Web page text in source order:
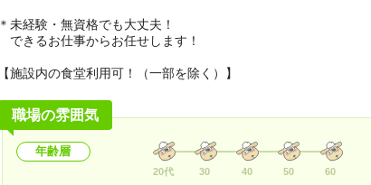
＊未経験・無資格でも大丈夫！
できるお仕事からお任せします！
【施設内の食堂利用可！（一部を除く）】
職場の雰囲気
年齢層
20代 30 40 50 60